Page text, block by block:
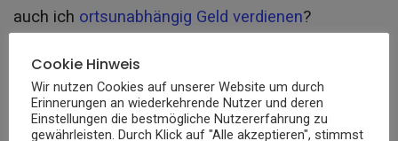
auch ich ortsunabhängig Geld verdienen?
1. Affiliate-Marketing
Viele digitale Nomaden verdienen mitAffiliate
Cookie Hinweis
Wir nutzen Cookies auf unserer Website um durch
Erinnerungen an wiederkehrende Nutzer und deren
Einstellungen die bestmögliche Nutzererfahrung zu
gewährleisten. Durch Klick auf "Alle akzeptieren", stimmst